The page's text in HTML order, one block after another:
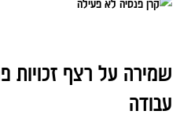
שמירה על רצף זכויות
עבודה